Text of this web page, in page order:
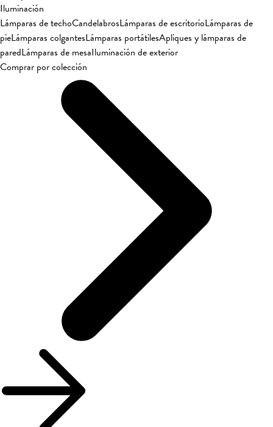
Iluminación
Lámparas de techoCandelabrosLámparas de escritorioLámparas de
pieLámparas colgantesLámparas portátilesApliques y lámparas de
paredLámparas de mesaIluminación de exterior
Comprar por colección